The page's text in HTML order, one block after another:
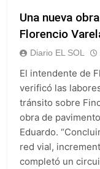
Una nueva
Florencio
Diario EL SOL
El intendente de
verificó las
tránsito sobre
obra de
Eduardo.
red vial,
completó un